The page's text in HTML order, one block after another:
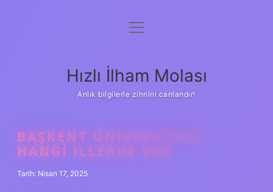
Anasayfa
Yasal Uyarı
menüyü
Hızlı İlham Molası
Anlık bilgilerle zihnini canlandır!
BAŞKENT ÜNIVERSITESI
HANGI ILLERDE VAR
Tarih: Nisan 17, 2025